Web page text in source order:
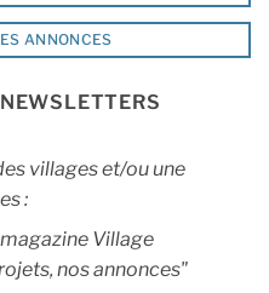
ANNONCES
villages et/ou une
:
Village
nos annonces"